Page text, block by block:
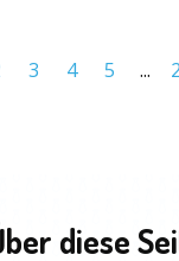
3 4 5 ...
diese